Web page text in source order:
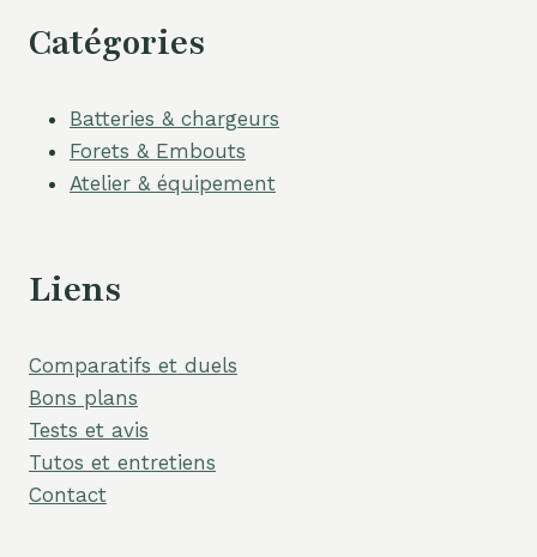
Catégories
Batteries & chargeurs
Forets & Embouts
Atelier & équipement
Liens
Comparatifs et duels
Bons plans
Tests et avis
Tutos et entretiens
Contact